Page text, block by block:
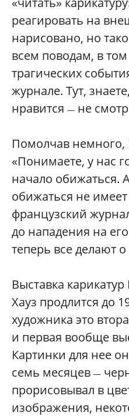
реагировать на
нарисовано, но
всем поводам, в
трагических
журнале. Тут,
нравится — не
Помолчав
«Понимаете, у нас
начало обижаться.
обижаться не
французский
до нападения на
теперь все делают
Выставка
Хауз продлится до
художника это
и первая вообще
Картинки для нее
семь месяцев —
прорисовывал в
изображения,